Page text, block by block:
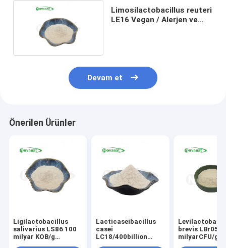
Limosilactobacillus reuteri
LE16 Vegan / Alerjen ve
Devam et
Önerilen Ürünler
Ligilactobacillus
salivarius LS86 100
milyar KOB/g
Lacticaseibacillus
casei
LC18/400billion
brevis LBr05
milyarCFU/g